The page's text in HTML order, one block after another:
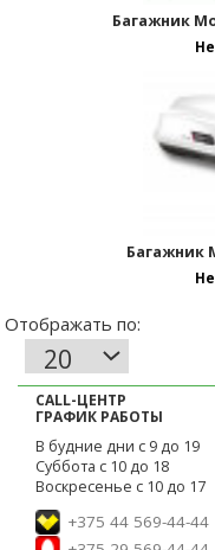
Багажник
Багажник
CALL-ЦЕНТР
ГРАФИК РАБОТЫ
В будние дни с 9 до 19
Суббота с 10 до 18
Воскресенье с 10 до 17
+375 44 569-44-44